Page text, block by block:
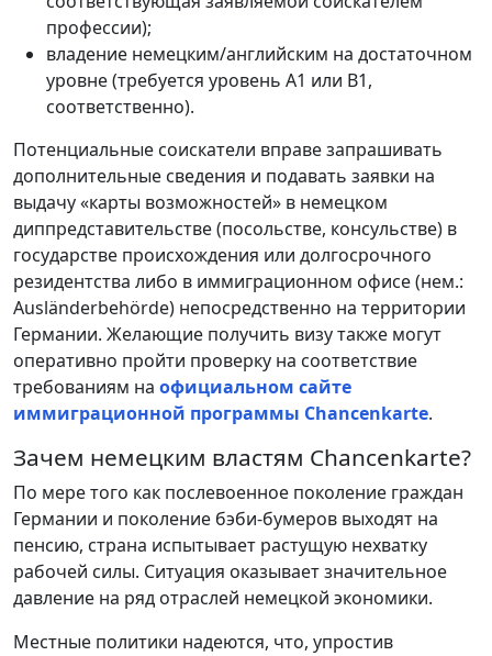
профессии);
владение немецким/английским на достаточном
уровне (требуется уровень А1 или В1,
соответственно).
Потенциальные соискатели вправе запрашивать
дополнительные сведения и подавать заявки на
выдачу «карты возможностей» в немецком
диппредставительстве (посольстве, консульстве) в
государстве происхождения или долгосрочного
резидентства либо в иммиграционном офисе (нем.:
Ausländerbehörde) непосредственно на территории
Германии. Желающие получить визу также могут
оперативно пройти проверку на соответствие
требованиям на официальном сайте
иммиграционной программы Chancenkarte.
Зачем немецким властям Chancenkarte?
По мере того как послевоенное поколение граждан
Германии и поколение бэби-бумеров выходят на
пенсию, страна испытывает растущую нехватку
рабочей силы. Ситуация оказывает значительное
давление на ряд отраслей немецкой экономики.
Местные политики надеются, что, упростив